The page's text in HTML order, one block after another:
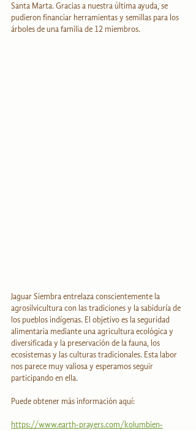
Santa Marta. Gracias a nuestra última ayuda, se
pudieron financiar herramientas y semillas para los
árboles de una familia de 12 miembros.
Jaguar Siembra entrelaza conscientemente la
agrosilvicultura con las tradiciones y la sabiduría de
los pueblos indígenas. El objetivo es la seguridad
alimentaria mediante una agricultura ecológica y
diversificada y la preservación de la fauna, los
ecosistemas y las culturas tradicionales. Esta labor
nos parece muy valiosa y esperamos seguir
participando en ella.
Puede obtener más información aquí:
https://www.earth-prayers.com/kolumbien-